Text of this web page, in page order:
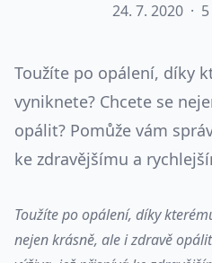
24. 7. 2020 ·
Toužíte po opálení, díky
vyniknete? Chcete se
opálit? Pomůže vám
ke zdravějšímu a
Toužíte po opálení, díky
nejen krásně, ale i zdravě